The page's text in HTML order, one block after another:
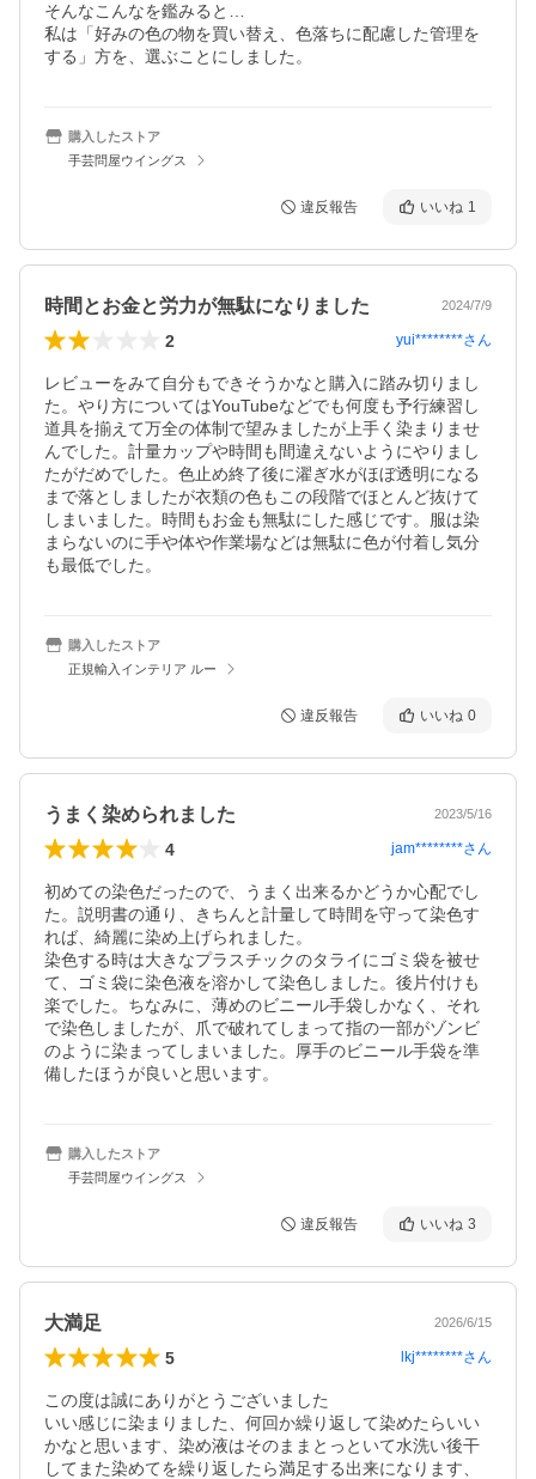
そんなこんなを鑑みると…
私は「好みの色の物を買い替え、色落ちに配慮した管理を
する」方を、選ぶことにしました。
購入したストア
手芸問屋ウイングス
違反報告 いいね 1
時間とお金と労力が無駄になりました 2024/7/9
2 yui********さん
レビューをみて自分もできそうかなと購入に踏み切りまし
た。やり方についてはYouTubeなどでも何度も予行練習し
道具を揃えて万全の体制で望みましたが上手く染まりませ
んでした。計量カップや時間も間違えないようにやりまし
たがだめでした。色止め終了後に濯ぎ水がほぼ透明になる
まで落としましたが衣類の色もこの段階でほとんど抜けて
しまいました。時間もお金も無駄にした感じです。服は染
まらないのに手や体や作業場などは無駄に色が付着し気分
も最低でした。
購入したストア
正規輸入インテリア ルー
違反報告 いいね 0
うまく染められました 2023/5/16
4 jam********さん
初めての染色だったので、うまく出来るかどうか心配でし
た。説明書の通り、きちんと計量して時間を守って染色す
れば、綺麗に染め上げられました。
染色する時は大きなプラスチックのタライにゴミ袋を被せ
て、ゴミ袋に染色液を溶かして染色しました。後片付けも
楽でした。ちなみに、薄めのビニール手袋しかなく、それ
で染色しましたが、爪で破れてしまって指の一部がゾンビ
のように染まってしまいました。厚手のビニール手袋を準
備したほうが良いと思います。
購入したストア
手芸問屋ウイングス
違反報告 いいね 3
大満足 2026/6/15
5 lkj********さん
この度は誠にありがとうございました
いい感じに染まりました、何回か繰り返して染めたらいい
かなと思います、染め液はそのままとっといて水洗い後干
してまた染めてを繰り返したら満足する出来になります、